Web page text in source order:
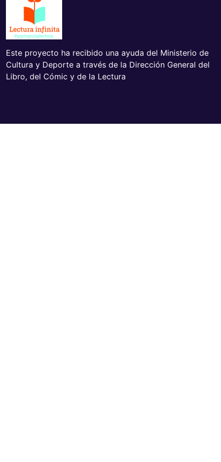
Este proyecto ha recibido una ayuda del Ministerio de
Cultura y Deporte a través de la Dirección General del
Libro, del Cómic y de la Lectura